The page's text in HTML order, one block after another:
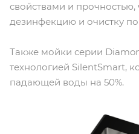
свойствами и прочностью,
дезинфекцию и очистку
Также мойки серии
технологией SilentSmart,
падающей воды на 50%.